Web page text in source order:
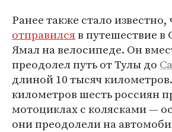
Ранее также стало
отправилсяв путешествие в
Ямал на велосипеде. Он
преодолел путь от Тулы до
длиной 10 тысяч
километров шесть россиян
мотоциклах с колясками —
они преодолели на